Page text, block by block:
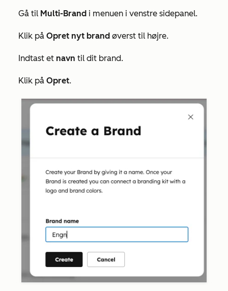
Gå til Multi-Brand i menuen i venstre sidepanel.
Klik på Opret nyt brand øverst til højre.
Indtast et navn til dit brand.
Klik på Opret.